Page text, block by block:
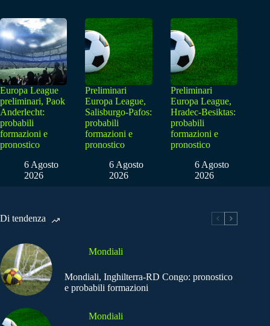
Europa League
preliminari, Paok
Anderlecht:
probabili
formazioni e
pronostico
6 Agosto
2026
Preliminari
Europa League,
Salisburgo-Pafos:
probabili
formazioni e
pronostico
6 Agosto
2026
Preliminari
Europa League,
Hradec-Besiktas:
probabili
formazioni e
pronostico
6 Agosto
2026
Di tendenza
Mondiali
Mondiali, Inghilterra-RD Congo: pronostico
e probabili formazioni
Mondiali